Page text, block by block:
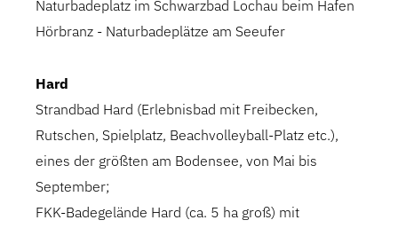
Naturbadeplatz im Schwarzbad Lochau beim Hafen
Hörbranz - Naturbadeplätze am Seeufer
Hard
Strandbad Hard (Erlebnisbad mit Freibecken,
Rutschen, Spielplatz, Beachvolleyball-Platz etc.),
eines der größten am Bodensee, von Mai bis
September;
FKK-Badegelände Hard (ca. 5 ha groß) mit